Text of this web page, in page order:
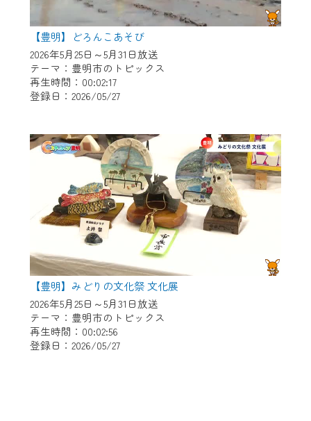
【豊明】どろんこあそび
2026年5月25日～5月31日放送
テーマ：豊明市のトピックス
再生時間：00:02:17
登録日：2026/05/27
【豊明】みどりの文化祭 文化展
2026年5月25日～5月31日放送
テーマ：豊明市のトピックス
再生時間：00:02:56
登録日：2026/05/27